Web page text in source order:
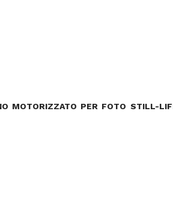
MOTORIZZATO PER FOTO STILL-